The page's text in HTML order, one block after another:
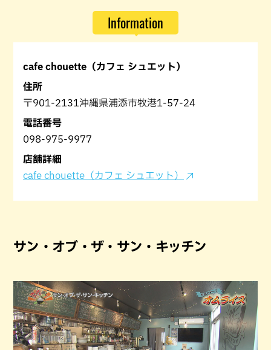
Information
cafe chouette（カフェ シュエット）
住所
〒901-2131沖縄県浦添市牧港1-57-24
電話番号
098-975-9977
店舗詳細
cafe chouette（カフェ シュエット）
サン・オブ・ザ・サン・キッチン